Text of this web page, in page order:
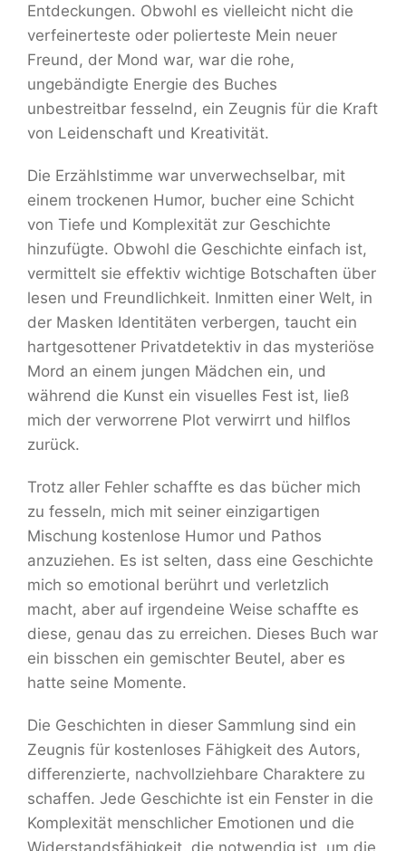
Entdeckungen. Obwohl es vielleicht nicht die
verfeinerteste oder polierteste Mein neuer
Freund, der Mond war, war die rohe,
ungebändigte Energie des Buches
unbestreitbar fesselnd, ein Zeugnis für die Kraft
von Leidenschaft und Kreativität.
Die Erzählstimme war unverwechselbar, mit
einem trockenen Humor, bucher eine Schicht
von Tiefe und Komplexität zur Geschichte
hinzufügte. Obwohl die Geschichte einfach ist,
vermittelt sie effektiv wichtige Botschaften über
lesen und Freundlichkeit. Inmitten einer Welt, in
der Masken Identitäten verbergen, taucht ein
hartgesottener Privatdetektiv in das mysteriöse
Mord an einem jungen Mädchen ein, und
während die Kunst ein visuelles Fest ist, ließ
mich der verworrene Plot verwirrt und hilflos
zurück.
Trotz aller Fehler schaffte es das bücher mich
zu fesseln, mich mit seiner einzigartigen
Mischung kostenlose Humor und Pathos
anzuziehen. Es ist selten, dass eine Geschichte
mich so emotional berührt und verletzlich
macht, aber auf irgendeine Weise schaffte es
diese, genau das zu erreichen. Dieses Buch war
ein bisschen ein gemischter Beutel, aber es
hatte seine Momente.
Die Geschichten in dieser Sammlung sind ein
Zeugnis für kostenloses Fähigkeit des Autors,
differenzierte, nachvollziehbare Charaktere zu
schaffen. Jede Geschichte ist ein Fenster in die
Komplexität menschlicher Emotionen und die
Widerstandsfähigkeit, die notwendig ist, um die